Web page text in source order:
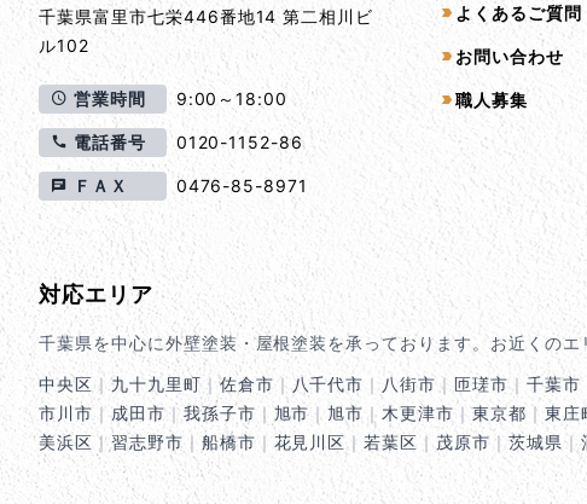
千葉県富里市七栄446番地14 第二相川ビ
ル102
営業時間 9:00～18:00
電話番号 0120-1152-86
ＦＡＸ 0476-85-8971
よくあるご質問
お問い合わせ
職人募集
対応エリア
千葉県を中心に外壁塗装・屋根塗装を承っております。お近くの
中央区｜九十九里町｜佐倉市 ｜ 八千代市 ｜ 八街市 ｜ 匝瑳市 ｜千葉市
市川市｜成田市 ｜ 我孫子市 ｜ 旭市 ｜旭市 ｜ 木更津市 ｜東京都 ｜ 東庄
美浜区 ｜習志野市 ｜ 船橋市 ｜ 花見川区 ｜若葉区 ｜ 茂原市 ｜茨城県 ｜